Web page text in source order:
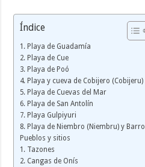
Índice
1. Playa de Guadamía
2. Playa de Cue
3. Playa de Poó
4. Playa y cueva de Cobijero (Cobijeru)
5. Playa de Cuevas del Mar
6. Playa de San Antolín
7. Playa Gulpiyuri
8. Playa de Niembro (Niembru) y Barro
Pueblos y sitios
1. Tazones
2. Cangas de Onís